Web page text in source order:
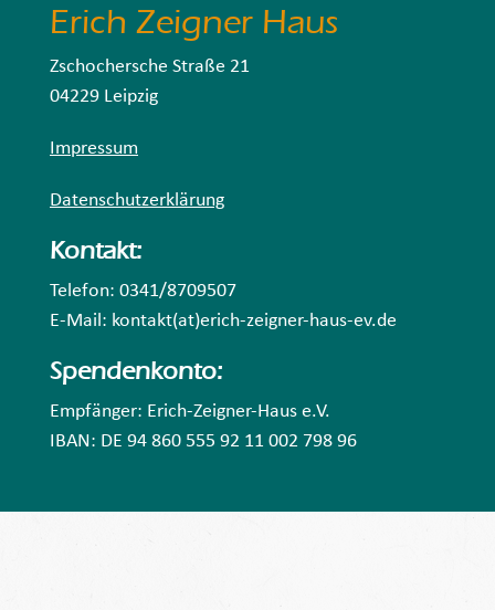
Erich Zeigner Haus
Zschochersche Straße 21
04229 Leipzig
Impressum
Datenschutzerklärung
Kontakt:
Telefon: 0341/8709507
E-Mail: kontakt(at)erich-zeigner-haus-ev.de
Spendenkonto:
Empfänger: Erich-Zeigner-Haus e.V.
IBAN: DE 94 860 555 92 11 002 798 96